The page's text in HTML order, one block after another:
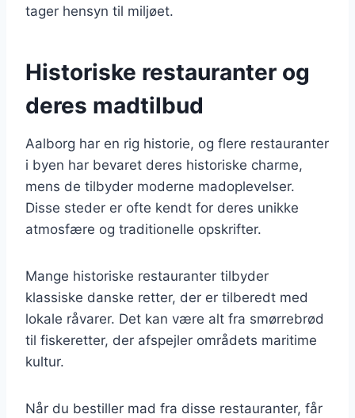
tager hensyn til miljøet.
Historiske restauranter og
deres madtilbud
Aalborg har en rig historie, og flere restauranter
i byen har bevaret deres historiske charme,
mens de tilbyder moderne madoplevelser.
Disse steder er ofte kendt for deres unikke
atmosfære og traditionelle opskrifter.
Mange historiske restauranter tilbyder
klassiske danske retter, der er tilberedt med
lokale råvarer. Det kan være alt fra smørrebrød
til fiskeretter, der afspejler områdets maritime
kultur.
Når du bestiller mad fra disse restauranter, får